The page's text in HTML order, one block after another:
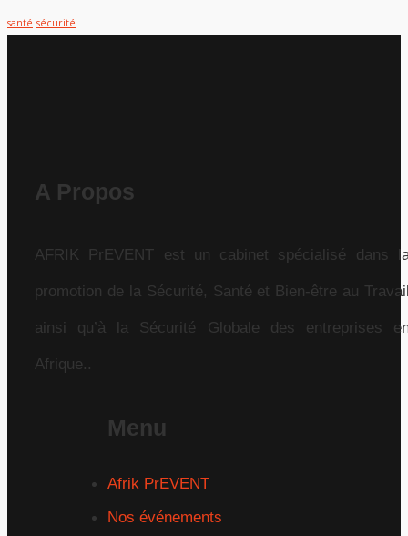
santé sécurité
A Propos
AFRIK PrEVENT est un cabinet spécialisé dans
promotion de la Sécurité, Santé et Bien-être au
ainsi qu’à la Sécurité Globale des entreprises
Afrique..
Menu
Afrik PrEVENT
Nos événements